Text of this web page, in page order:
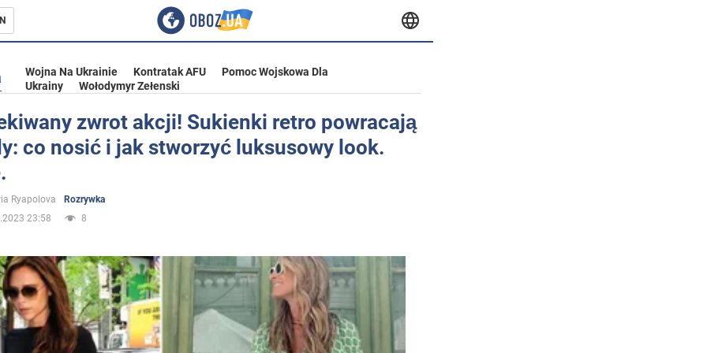
Ukrainie
Wojna Na Ukrainie Kontratak AFU
Pomoc Wojskowa Dla
Ukrainy
Wołodymyr Zełenski
zwrot akcji! Sukienki retro powracają
co nosić i jak stworzyć luksusowy look.
Ryapolova
Rozrywka
23:58
8